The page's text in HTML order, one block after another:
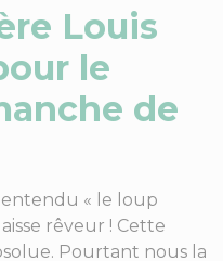
Louis
le
de
« le loup
rêveur ! Cette
Pourtant nous la